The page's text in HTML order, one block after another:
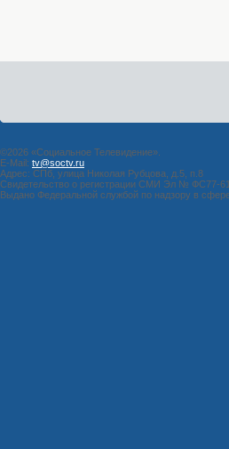
©2026 «Социальное Телевидение».
E-Mail: tv@soctv.ru
Адрес: СПб, улица Николая Рубцова, д.5, п.8
Свидетельство о регистрации СМИ Эл № ФС77-
Выдано Федеральной службой по надзору в